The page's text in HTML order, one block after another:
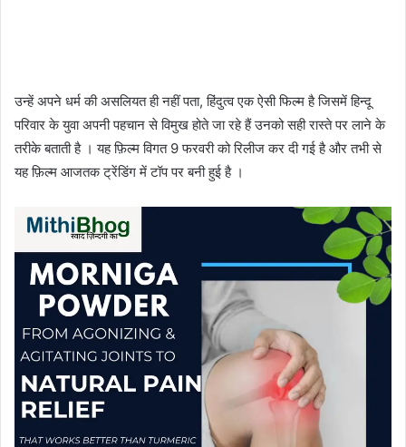
उन्हें अपने धर्म की असलियत ही नहीं पता, हिंदुत्व एक ऐसी फिल्म है जिसमें हिन्दू
परिवार के युवा अपनी पहचान से विमुख होते जा रहे हैं उनको सही रास्ते पर लाने के
तरीके बताती है । यह फ़िल्म विगत 9 फरवरी को रिलीज कर दी गई है और तभी से
यह फ़िल्म आजतक ट्रेंडिंग में टॉप पर बनी हुई है ।